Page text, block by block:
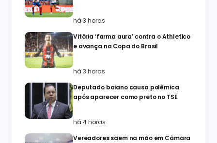
há 3 horas
Vitória ‘farma aura’ contra o Athletico
e avança na Copa do Brasil
há 3 horas
Deputado baiano causa polêmica
após aparecer como preto no TSE
há 4 horas
Vereadores saem na mão em Câmara